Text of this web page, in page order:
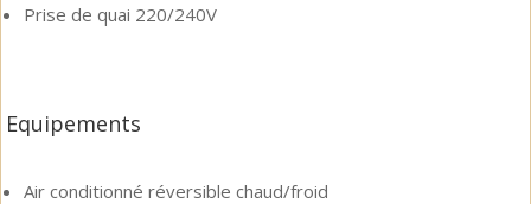
Prise de quai 220/240V
Equipements
Air conditionné réversible chaud/froid